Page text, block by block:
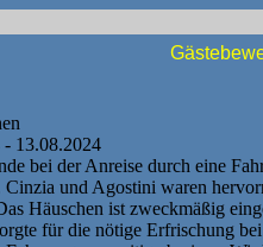
- 13.08.2024
bei der Anreise durch eine
und Agostini waren
Häuschen ist zweckmäßig
für die nötige Erfrischung